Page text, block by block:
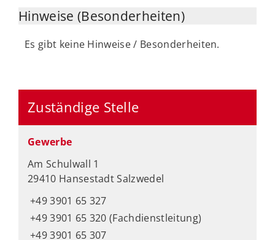
Hinweise (Besonderheiten)
Es gibt keine Hinweise / Besonderheiten.
Zuständige Stelle
Gewerbe
Am Schulwall 1
29410 Hansestadt Salzwedel
+49 3901 65 327
+49 3901 65 320 (Fachdienstleitung)
+49 3901 65 307